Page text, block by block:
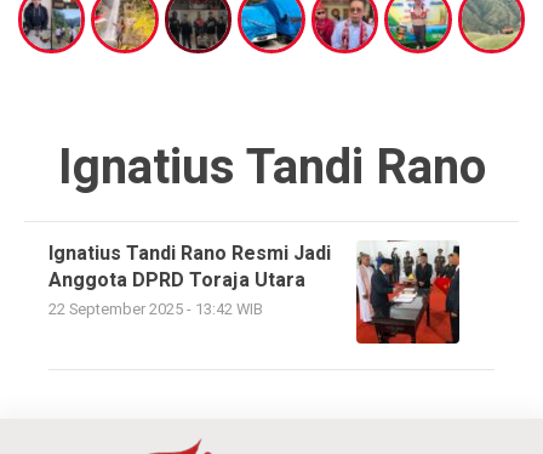
Ignatius Tandi Rano
Ignatius Tandi Rano Resmi Jadi
Anggota DPRD Toraja Utara
22 September 2025 - 13:42 WIB